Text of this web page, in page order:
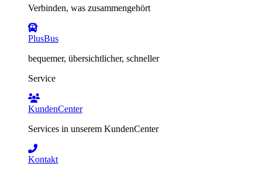
Verbinden, was zusammengehört
PlusBus
bequemer, übersichtlicher, schneller
Service
KundenCenter
Services in unserem KundenCenter
Kontakt